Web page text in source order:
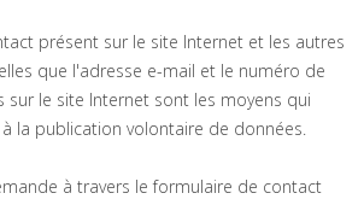
présent sur le site Internet et les autres
que l'adresse e-mail et le numéro de
sur le site Internet sont les moyens qui
la publication volontaire de données.
à travers le formulaire de contact